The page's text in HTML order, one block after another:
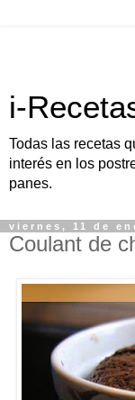
i-
Todas las recetas
interés en los
panes.
viernes, 11 de
Coulant de